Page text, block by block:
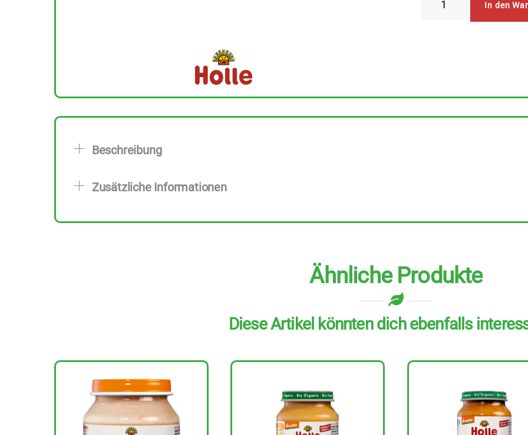
125
g
In den
Beschreibung
Zusätzliche Informationen
Ähnliche Produkte
Diese Artikel könnten dich ebenfalls